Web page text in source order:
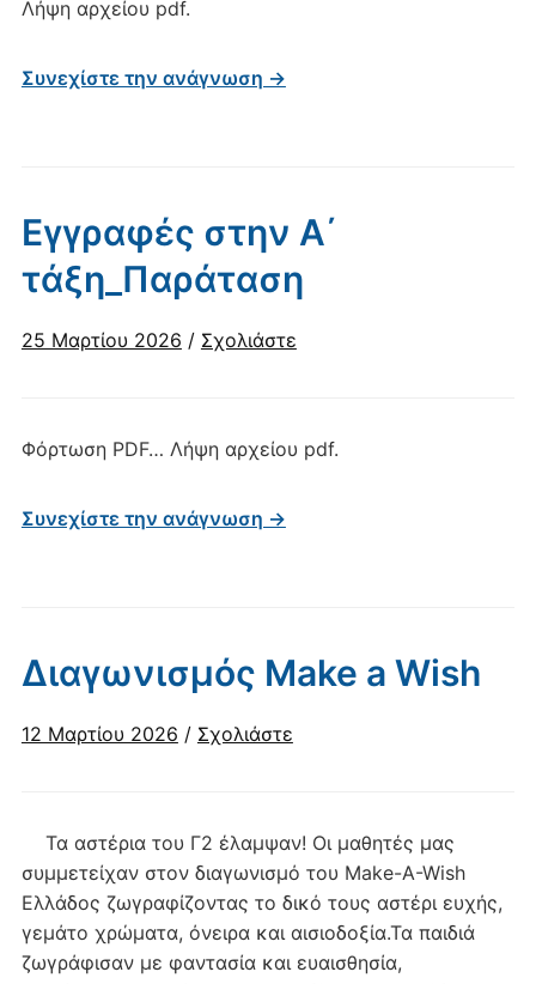
Λήψη αρχείου pdf.
Συνεχίστε την ανάγνωση →
Εγγραφές στην Α΄
τάξη_Παράταση
25 Μαρτίου 2026 / Σχολιάστε
Φόρτωση PDF… Λήψη αρχείου pdf.
Συνεχίστε την ανάγνωση →
Διαγωνισμός Make a Wish
12 Μαρτίου 2026 / Σχολιάστε
Τα αστέρια του Γ2 έλαμψαν! Οι μαθητές μας
συμμετείχαν στον διαγωνισμό του Make-A-Wish
Ελλάδος ζωγραφίζοντας το δικό τους αστέρι ευχής,
γεμάτο χρώματα, όνειρα και αισιοδοξία.Τα παιδιά
ζωγράφισαν με φαντασία και ευαισθησία,